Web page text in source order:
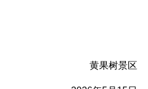
黄果树景区